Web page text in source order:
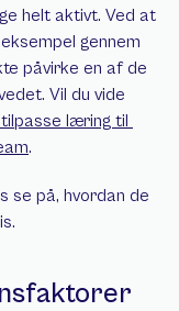
helt aktivt. Ved at
gennem
påvirke en af de
Vil du vide
læring til
.
se på, hvordan de